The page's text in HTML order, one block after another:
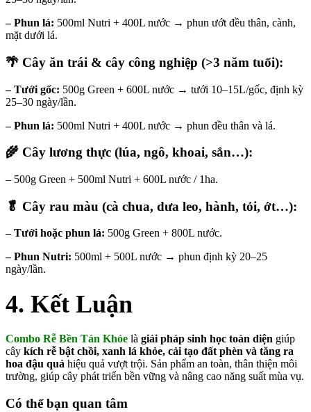
– Phun lá: 500ml Nutri + 400L nước → phun ướt đều thân, cành,
mặt dưới lá.
🌴 Cây ăn trái & cây công nghiệp (>3 năm tuổi):
– Tưới gốc: 500g Green + 600L nước → tưới 10–15L/gốc, định kỳ
25–30 ngày/lần.
– Phun lá: 500ml Nutri + 400L nước → phun đều thân và lá.
🌾 Cây lương thực (lúa, ngô, khoai, sắn…):
– 500g Green + 500ml Nutri + 600L nước / 1ha.
🥬 Cây rau màu (cà chua, dưa leo, hành, tỏi, ớt…):
– Tưới hoặc phun lá: 500g Green + 800L nước.
– Phun Nutri: 500ml + 500L nước → phun định kỳ 20–25
ngày/lần.
4. Kết Luận
Combo Rễ Bền Tán Khỏe là giải pháp sinh học toàn diện giúp
cây kích rễ bật chồi, xanh lá khỏe, cải tạo đất phèn và tăng ra
hoa đậu quả hiệu quả vượt trội. Sản phẩm an toàn, thân thiện môi
trường, giúp cây phát triển bền vững và nâng cao năng suất mùa vụ.
Có thể bạn quan tâm